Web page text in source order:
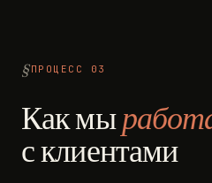
ПРОЦЕСС 03
Как мы
с клиентами